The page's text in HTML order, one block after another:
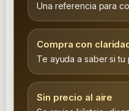
Una referencia para
Compra con
Te ayuda a saber si
Sin precio al aire